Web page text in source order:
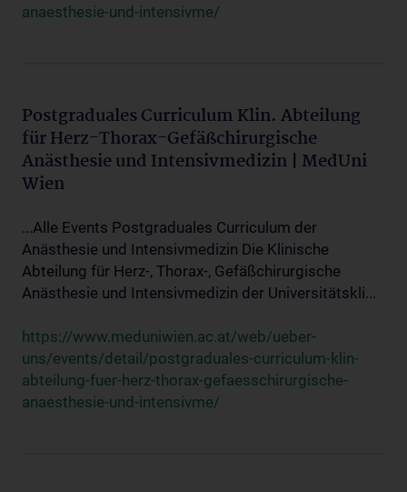
anaesthesie-und-intensivme/
Postgraduales Curriculum Klin. Abteilung
für Herz-Thorax-Gefäßchirurgische
Anästhesie und Intensivmedizin | MedUni
Wien
...Alle Events Postgraduales Curriculum der
Anästhesie und Intensivmedizin Die Klinische
Abteilung für Herz-, Thorax-, Gefäßchirurgische
Anästhesie und Intensivmedizin der Universitätskli...
https://www.meduniwien.ac.at/web/ueber-
uns/events/detail/postgraduales-curriculum-klin-
abteilung-fuer-herz-thorax-gefaesschirurgische-
anaesthesie-und-intensivme/